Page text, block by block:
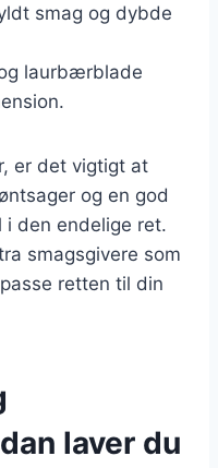
smag og dybde
laurbærblade
er det vigtigt at
og en god
i den endelige ret.
smagsgivere som
retten til din
laver du